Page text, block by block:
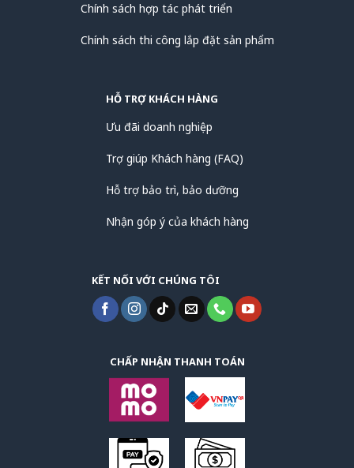
Chính sách hợp tác phát triển
Chính sách thi công lắp đặt sản phẩm
HỖ TRỢ KHÁCH HÀNG
Ưu đãi doanh nghiệp
Trợ giúp Khách hàng (FAQ)
Hỗ trợ bảo trì, bảo dưỡng
Nhận góp ý của khách hàng
KẾT NỐI VỚI CHÚNG TÔI
CHẤP NHẬN THANH TOÁN